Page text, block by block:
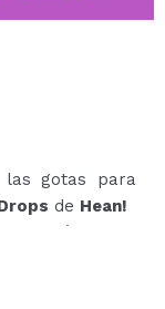
las gotas para
de Hean!
cálidos de
un color